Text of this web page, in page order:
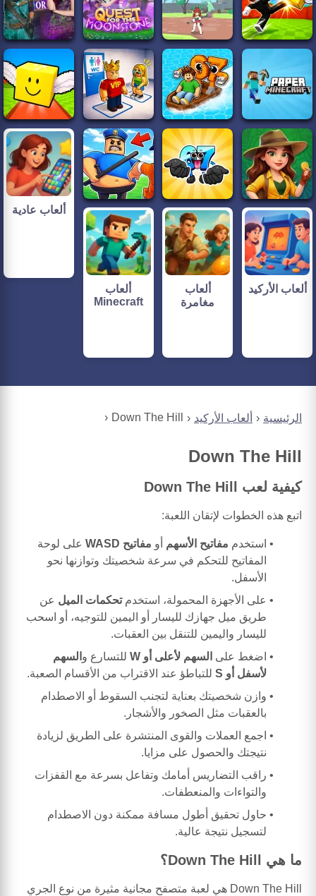
الرئيسية ألعاب الأركيد Down The Hill
Down The Hill
كيفية لعب Down The Hill
اتبع هذه الخطوات لإتقان اللعبة:
استخدم مفاتيح الأسهم أو مفاتيح WASD
على لوحة
المفاتيح للتحكم في سرعة شخصيتك وتوازنها نحو
الأسفل.
على الأجهزة المحمولة، استخدمتحكمات الميل عن
طريق ميل جهازك لليسار أو اليمين للتوجيه، أو اسحب
لليسار واليمين للتنقل بين العقبات.
اضغط على السهم لأعلى أو W للتسارع و السهم
لأسفل أو S
للتباطؤ عند الاقتراب من الأقسام الصعبة.
وازن شخصيتك بعناية لتجنب السقوط أو الاصطدام
بالعقبات مثل الصخور والأشجار.
اجمع العملات والقوى المنتشرة على الطريق لزيادة
نتيجتك والحصول على مزايا.
راقب التضاريس أمامك وتفاعل بسرعة مع القفزات
والتواءات والمنعطفات.
حاول تحقيق أطول مسافة ممكنة دون الاصطدام
لتسجيل نتيجة عالية.
ما هي Down The Hill؟
Down The Hill هي لعبة متصفح مجانية مثيرة من نوع الجري
ألعاب عادية
ألعاب الأركيد
ألعاب
مغامرة
ألعاب
Minecraft